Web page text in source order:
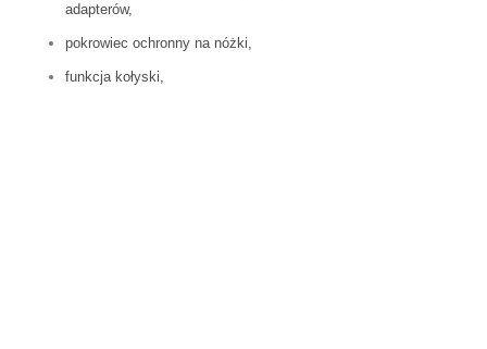
adapterów,
pokrowiec ochronny na nóżki,
funkcja kołyski,